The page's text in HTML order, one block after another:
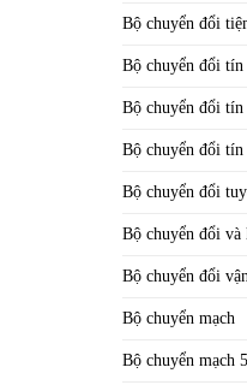
Bộ chuyển đổi
Bộ chuyển đổi tín
Bộ chuyển đổi tín
Bộ chuyển đổi tín
Bộ chuyển đổi
Bộ chuyển đổi và
Bộ chuyển đổi
Bộ chuyển mạch
Bộ chuyển mạch